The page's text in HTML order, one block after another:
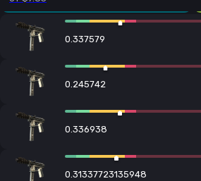
0.337579
0.245742
0.336938
0.31337723135948